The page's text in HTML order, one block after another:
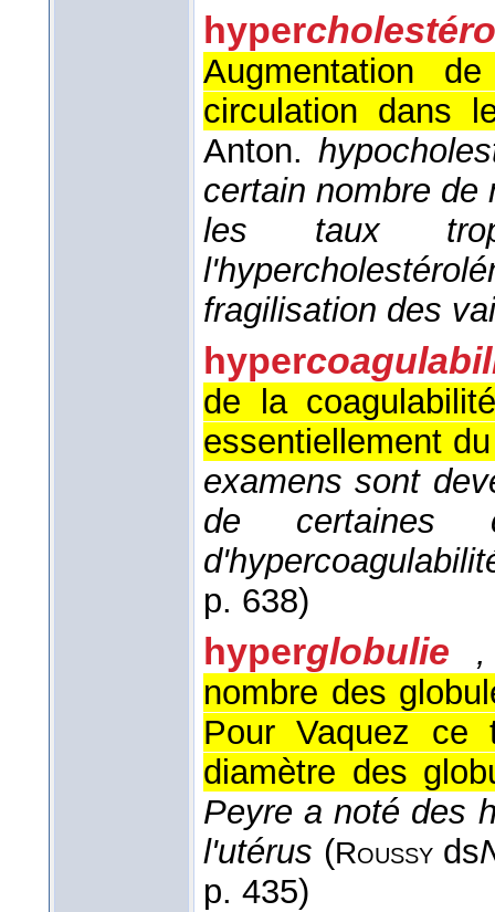
hyper
Augmentation
circulation dans
Anton.
certain nombre de
les taux
fragilisation des
hyper
de la
essentiellement
examens sont
de certaines
p. 638)
hyperglobulie
nombre des
Pour Vaquez ce
diamètre des
Peyre a noté des
l'utérus (Roussyds
p. 435)